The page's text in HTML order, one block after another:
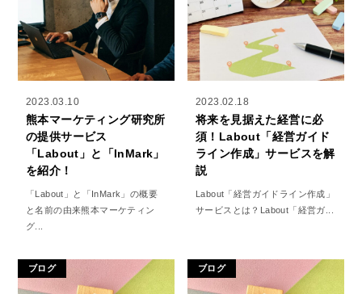
2023.03.10
熊本マーケティング研究所
の提供サービス
「Labout」と「InMark」
を紹介！
「Labout」と「InMark」の概要
と名前の由来熊本マーケティン
グ...
2023.02.18
将来を見据えた経営に必
須！Labout「経営ガイド
ライン作成」サービスを解
説
Labout「経営ガイドライン作成」
サービスとは？Labout「経営ガ...
ブログ ブログ